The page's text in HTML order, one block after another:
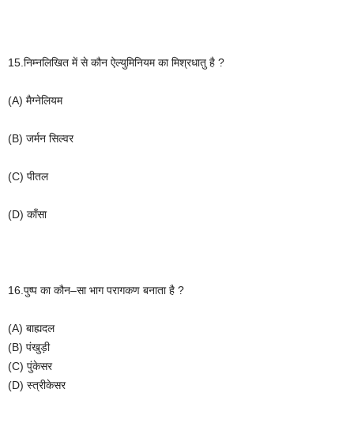
15. निम्नलिखित में से कौन ऐल्युमिनियम का मिश्रधातु है ?
(A) मैग्नेलियम
(B) जर्मन सिल्वर
(C) पीतल
(D) काँसा
16. पुष्प का कौन–सा भाग परागकण बनाता है ?
(A) बाह्यदल
(B) पंखुड़ी
(C) पुंकेसर
(D) स्त्रीकेसर